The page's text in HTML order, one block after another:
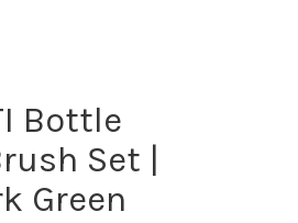
Bottle
Set |
Green